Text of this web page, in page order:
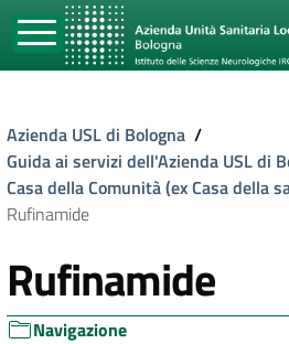
Azienda USL di Bologna /
Guida ai servizi dell'Azienda USL di
Casa della Comunità (ex Casa della
Rufinamide
Rufinamide
Navigazione